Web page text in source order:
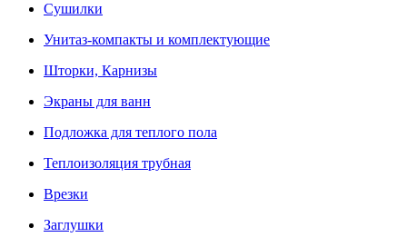
Сушилки
Унитаз-компакты и комплектующие
Шторки, Карнизы
Экраны для ванн
Подложка для теплого пола
Теплоизоляция трубная
Врезки
Заглушки